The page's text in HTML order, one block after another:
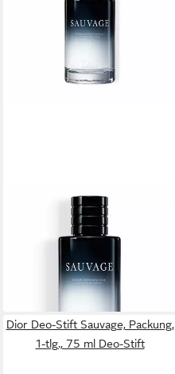
Körperpflegemittel Sauvage
(765,40 €/ 1 l)
lieferbar - in 8-10 Werktagen bei
Dior Deo-Stift Sauvage, Packung,
1-tlg., 75 ml Deo-Stift